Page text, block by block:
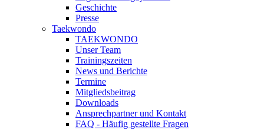
Geschichte
Presse
Taekwondo
TAEKWONDO
Unser Team
Trainingszeiten
News und Berichte
Termine
Mitgliedsbeitrag
Downloads
Ansprechpartner und Kontakt
FAQ - Häufig gestellte Fragen